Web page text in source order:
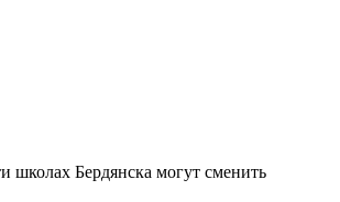
школах Бердянска могут сменить